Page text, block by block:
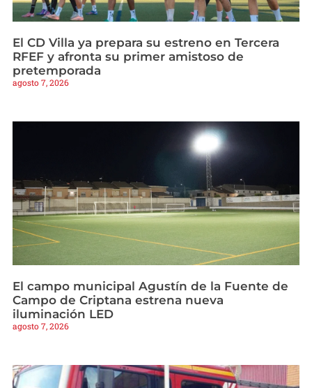
El CD Villa ya prepara su estreno en Tercera
RFEF y afronta su primer amistoso de
pretemporada
agosto 7, 2026
El campo municipal Agustín de la Fuente de
Campo de Criptana estrena nueva
iluminación LED
agosto 7, 2026